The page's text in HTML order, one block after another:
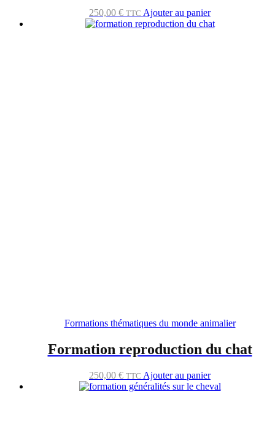
250,00 € TTC Ajouter au panier
Formations thématiques du monde animalier
Formation reproduction du chat
250,00 € TTC Ajouter au panier